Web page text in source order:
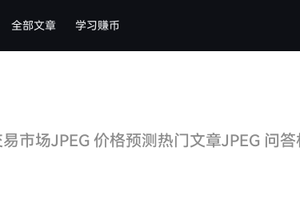
全部文章 学习赚币
易市场JPEG 价格预测热门文章JPEG 问答